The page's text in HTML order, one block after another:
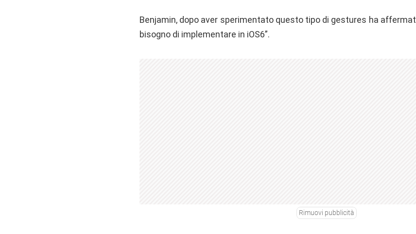
Benjamin, dopo aver sperimentato questo tipo di gestures ha
bisogno di implementare in iOS6”.
Rimuovi pubblicità